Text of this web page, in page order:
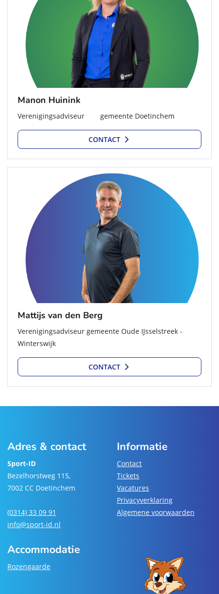
Manon Huinink
Verenigingsadviseur gemeente Doetinchem
CONTACT
Mattijs van den Berg
Verenigingsadviseur gemeente Oude IJsselstreek -
Winterswijk
CONTACT
Adres & contact
Sport-ID
Bezelhorstweg 115,
7002 CC Doetinchem
(0314) 33 09 91
info@sport-id.nl
Informatie
Contact
Tickets
Vacatures
Privacyverklaring
Algemene voorwaarden
Accommodatie
Rozengaarde